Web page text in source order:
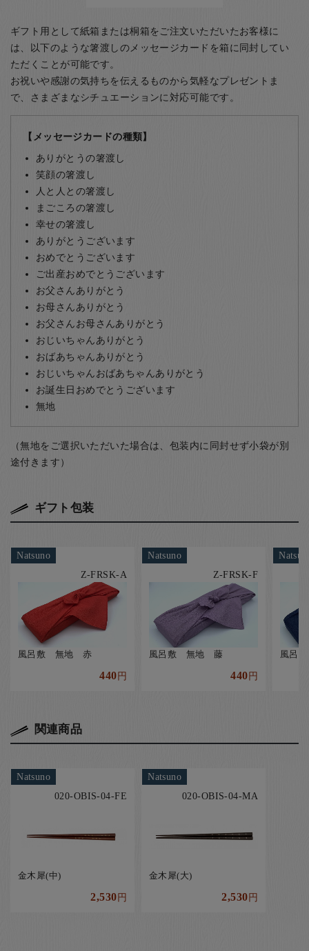
ギフト用として紙箱または桐箱をご注文いただいたお客様に
は、以下のような箸渡しのメッセージカードを箱に同封してい
ただくことが可能です。
お祝いや感謝の気持ちを伝えるものから気軽なプレゼントま
で、さまざまなシチュエーションに対応可能です。
【メッセージカードの種類】
ありがとうの箸渡し
笑顔の箸渡し
人と人との箸渡し
まごころの箸渡し
幸せの箸渡し
ありがとうございます
おめでとうございます
ご出産おめでとうございます
お父さんありがとう
お母さんありがとう
お父さんお母さんありがとう
おじいちゃんありがとう
おばあちゃんありがとう
おじいちゃんおばあちゃんありがとう
お誕生日おめでとうございます
無地
（無地をご選択いただいた場合は、包装内に同封せず小袋が別
途付きます）
ギフト包装
Natsuno
Z-FRSK-A
風呂敷 無地 赤
440円
Natsuno
Z-FRSK-F
風呂敷 無地 藤
440円
風呂
関連商品
Natsuno
020-OBIS-04-FE
金木犀(中)
2,530円
Natsuno
020-OBIS-04-MA
金木犀(大)
2,530円